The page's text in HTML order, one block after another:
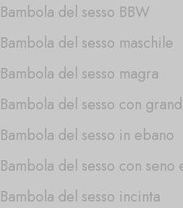
Bambola del sesso BBW
Bambola del sesso maschile
Bambola del sesso magra
Bambola del sesso con
Bambola del sesso in ebano
Bambola del sesso con seno
Bambola del sesso incinta